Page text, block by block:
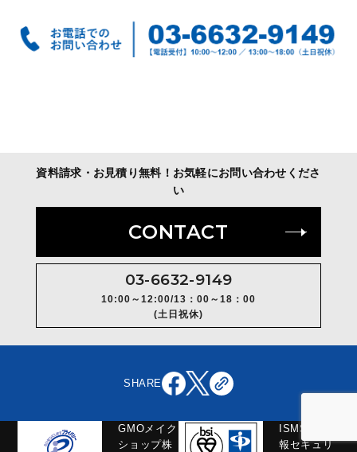
A
要件にもよりますが、最短で１月でご利用可
能です。
A
ない方は倉庫側でシール貼付も可能（有償）
Q 保管温度帯はどうなりますか？
常温・冷蔵・冷凍の保管に対応しておりま
賞味期限管理は可能ですか？
A
賞味期限管理も可能でございます。基本、先
入れ先出しで対応しております。
資料請求・お見積り無料！お気軽にお問い合わせくださ
い
CONTACT
03-6632-9149
10:00～12:00/13：00～18：00
(土日祝休)
SHARE
GMOメイク
ショップ株
ISMS（情
報セキュリ